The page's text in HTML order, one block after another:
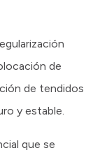
de
de tendidos
y estable.
que se